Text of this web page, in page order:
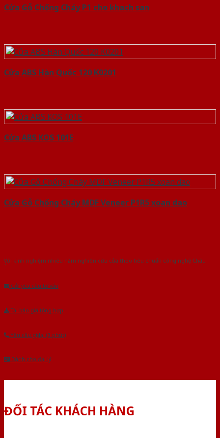
Cửa Gỗ Chống Cháy P1 cho khach san
Cửa ABS Hàn Quốc 120 K0201
Cửa ABS KOS 101E
Cửa Gỗ Chống Cháy MDF Veneer P1R5 xoan dao
Với kinh nghiệm nhiêu năm nghiên cứu cửa theo tiêu chuẩn công nghệ Châu
Gửi yêu cầu tư vấn
Tải báo giá tổng hợp
Yêu cầu gọi lại (3 phút)
Dành cho đại lý
ĐỐI TÁC KHÁCH HÀNG